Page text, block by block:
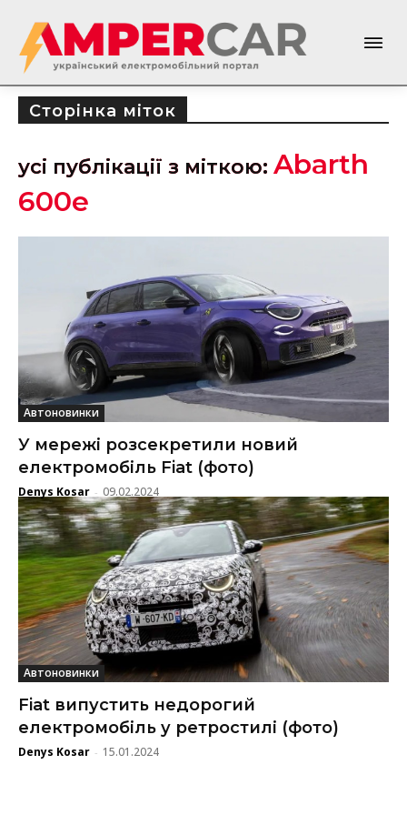
Сторінка міток
усі публікації з міткою: Abarth
600e
Автоновинки
У мережі розсекретили новий
електромобіль Fiat (фото)
Denys Kosar - 09.02.2024
Автоновинки
Fiat випустить недорогий
електромобіль у ретростилі (фото)
Denys Kosar - 15.01.2024